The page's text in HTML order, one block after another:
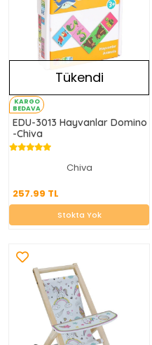
KARGO
BEDAVA
Tükendi
EDU-3013 Hayvanlar Domino
-Chiva
Chiva
257.99 TL
257.99 TL
Stokta Yok